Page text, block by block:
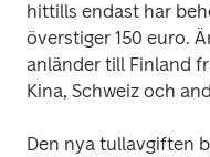
hittills endast har
överstiger 150 euro.
anländer till Finland
Kina, Schweiz och
Den nya tullavgiften